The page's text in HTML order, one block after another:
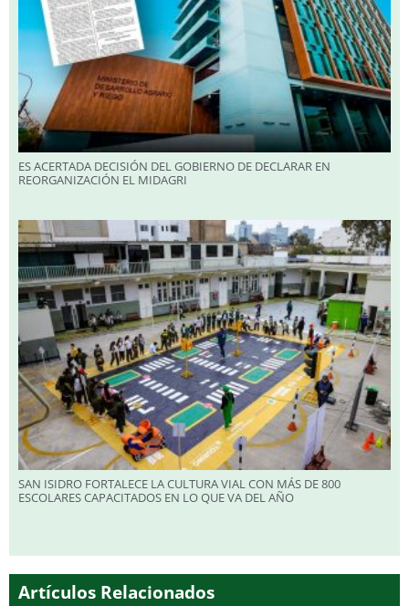
ES ACERTADA DECISIÓN DEL GOBIERNO DE DECLARAR EN
REORGANIZACIÓN EL MIDAGRI
SAN ISIDRO FORTALECE LA CULTURA VIAL CON MÁS DE 800
ESCOLARES CAPACITADOS EN LO QUE VA DEL AÑO
Artículos Relacionados